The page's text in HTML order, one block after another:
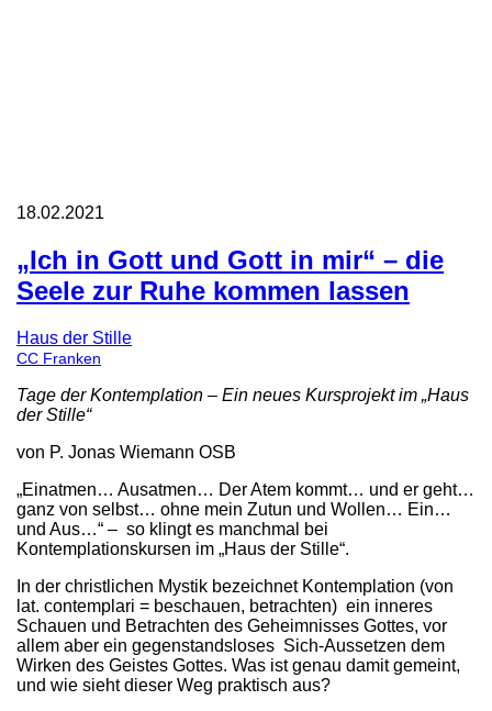
18.02.2021
„Ich in Gott und Gott in mir“ – die
Seele zur Ruhe kommen lassen
Haus der Stille
CC Franken
Tage der Kontemplation – Ein neues Kursprojekt im „Haus
der Stille“
von P. Jonas Wiemann OSB
„Einatmen… Ausatmen… Der Atem kommt… und er geht…
ganz von selbst… ohne mein Zutun und Wollen… Ein…
und Aus…“ – so klingt es manchmal bei
Kontemplationskursen im „Haus der Stille“.
In der christlichen Mystik bezeichnet Kontemplation (von
lat. contemplari = beschauen, betrachten) ein inneres
Schauen und Betrachten des Geheimnisses Gottes, vor
allem aber ein gegenstandsloses Sich-Aussetzen dem
Wirken des Geistes Gottes. Was ist genau damit gemeint,
und wie sieht dieser Weg praktisch aus?